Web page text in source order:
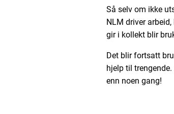
Så selv om ikke
NLM driver
gir i kollekt blir
Det blir fortsatt
hjelp til
enn noen gang!